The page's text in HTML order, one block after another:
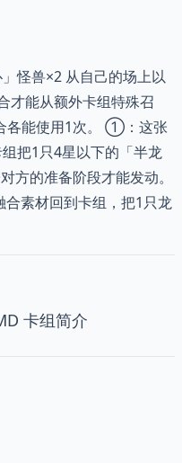
怪兽×2 从自己的场上以
才能从额外卡组特殊召
能使用1次。 ①：这张
把1只4星以下的「半龙
的准备阶段才能发动。
合素材回到卡组，把1只龙
卡组简介